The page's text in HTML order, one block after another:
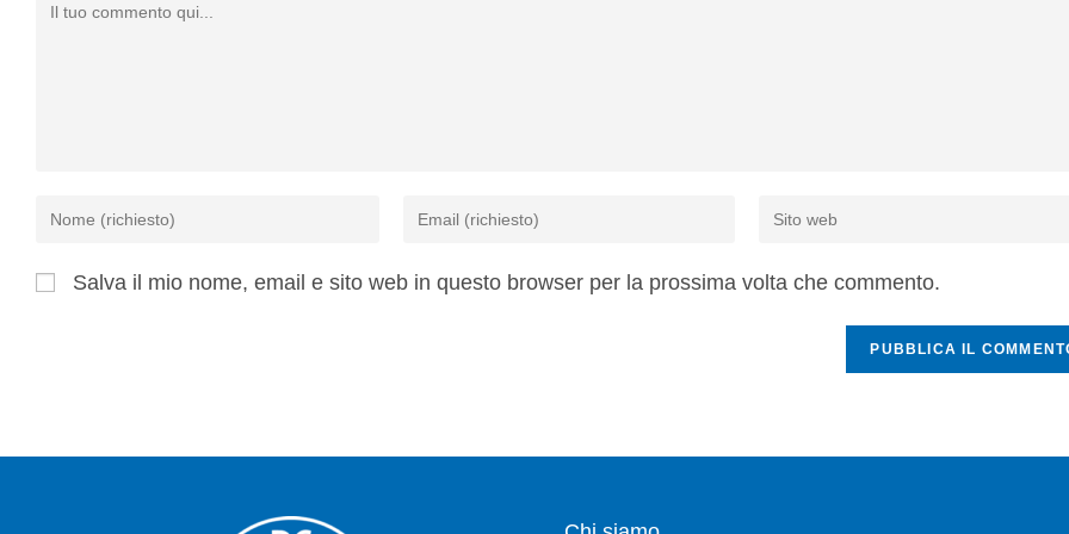
Salva il mio nome, email e sito web in questo browser per la prossima volta che commento.